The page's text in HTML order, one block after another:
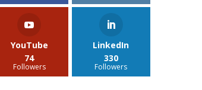
YouTube
74
Followers
LinkedIn
330
Followers